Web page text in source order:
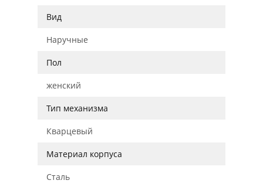
Вид
Наручные
Пол
женский
Тип механизма
Кварцевый
Материал корпуса
Сталь